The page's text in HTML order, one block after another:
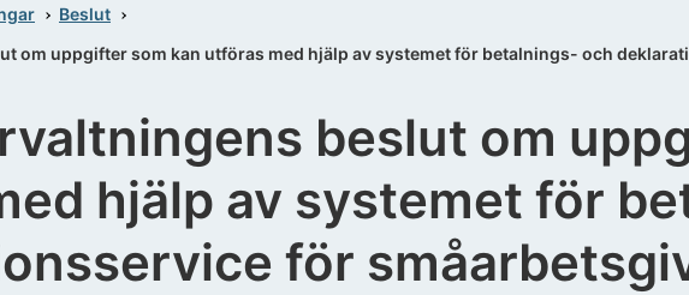
Beslut
om uppgifter som kan utföras med hjälp av systemet för betalnings- och
beslut om
hjälp av systemet för
för